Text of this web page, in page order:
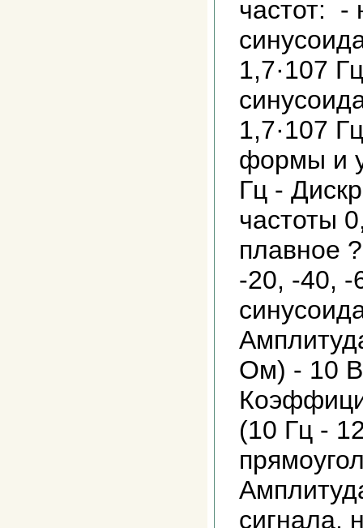
частот: -
1,7·107
1,7·107
формы и
Гц -
частоты
плавное
-20, -40, -
Ом) - 10 В
(10 Гц -
сигнала,